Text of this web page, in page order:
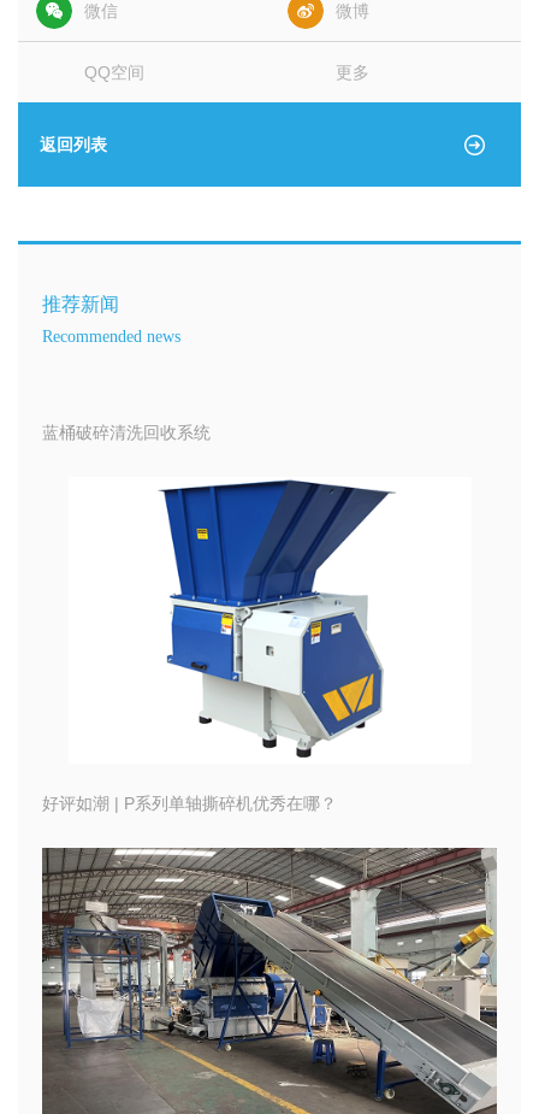
微信 微博
QQ空间 更多
返回列表
推荐新闻
Recommended news
蓝桶破碎清洗回收系统
好评如潮 | P系列单轴撕碎机优秀在哪？